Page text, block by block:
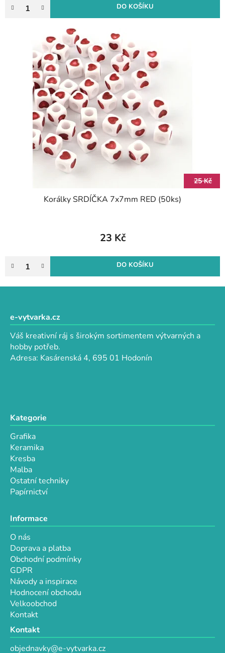
DO KOŠÍKU
25 Kč
Korálky SRDÍČKA 7x7mm RED (50ks)
23 Kč
DO KOŠÍKU
e-vytvarka.cz
Váš kreativní ráj s širokým sortimentem výtvarných a
hobby potřeb.
Adresa: Kasárenská 4, 695 01 Hodonín
Kategorie
Grafika
Keramika
Kresba
Malba
Ostatní techniky
Papírnictví
Informace
O nás
Doprava a platba
Obchodní podmínky
GDPR
Návody a inspirace
Hodnocení obchodu
Velkoobchod
Kontakt
Kontakt
objednavky@e-vytvarka.cz